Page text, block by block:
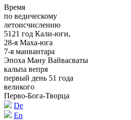
Время
по ведическому
летоисчислению
5121 год Кали-юги,
28-я Маха-юга
7-я манвантара
Эпоха Ману Вайвасваты
кальпа вепря
первый день 51 года
великого
Перво-Бога-Творца
De
En